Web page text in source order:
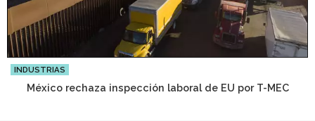
INDUSTRIAS
México rechaza inspección laboral de EU por T-MEC